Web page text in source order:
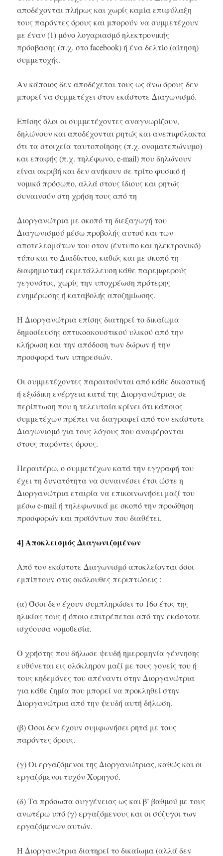
αποδέχονται πλήρως και χωρίς καμία επιφύλαξη
τους παρόντες όρους και μπορούν να συμμετέχουν
με έναν (1) μόνο λογαριασμό ηλεκτρονικής
πρόσβασης (π.χ. στο facebook) ή ένα δελτίο (αίτηση)
συμμετοχής.
Αν κάποιος δεν αποδέχεται τους ως άνω όρους δεν
μπορεί να συμμετέχει στον εκάστοτε Διαγωνισμό.
Επίσης όλοι οι συμμετέχοντες αναγνωρίζουν,
δηλώνουν και αποδέχονται ρητώς και ανεπιφύλακτα
ότι τα στοιχεία ταυτοποίησης (π.χ. ονοματεπώνυμο)
και επαφής (π.χ. τηλέφωνο, e-mail) που δηλώνουν
είναι ακριβή και δεν ανήκουν σε τρίτο φυσικό ή
νομικό πρόσωπο, αλλά στους ίδιους και ρητώς
συναινούν στη χρήση τους από τη
Διοργανώτρια με σκοπό τη διεξαγωγή του
Διαγωνισμού μέσω προβολής αυτού και των
αποτελεσμάτων του στον (έντυπο και ηλεκτρονικό)
τύπο και το Διαδίκτυο, καθώς και με σκοπό τη
διαφημιστική εκμετάλλευση κάθε παρεμφερούς
γεγονότος, χωρίς την υποχρέωση πρότερης
ενημέρωσης ή καταβολής αποζημίωσης.
Η Διοργανώτρια επίσης διατηρεί το δικαίωμα
δημοσίευσης οπτικοακουστικού υλικού από την
κλήρωση και την απόδοση των δώρων ή την
προσφορά των υπηρεσιών.
Οι συμμετέχοντες παραιτούνται από κάθε δικαστική
ή εξώδικη ενέργεια κατά της Διοργανώτριας σε
περίπτωση που η τελευταία κρίνει ότι κάποιος
συμμετέχων πρέπει να διαγραφεί από τον εκάστοτε
Διαγωνισμό για τους λόγους που αναφέρονται
στους παρόντες όρους.
Περαιτέρω, ο συμμετέχων κατά την εγγραφή του
έχει τη δυνατότητα να συναινέσει έτσι ώστε η
Διοργανώτρια εταιρία να επικοινωνήσει μαζί του
μέσω e-mail ή τηλεφωνικά με σκοπό την προώθηση
προσφορών και προϊόντων που διαθέτει.
4] Αποκλεισμός Διαγωνιζομένων
Από τον εκάστοτε Διαγωνισμό αποκλείονται όσοι
εμπίπτουν στις ακόλουθες περιπτώσεις :
(α) Όσοι δεν έχουν συμπληρώσει το 16ο έτος της
ηλικίας τους ή όποιο επιτρέπεται από την εκάστοτε
ισχύουσα νομοθεσία.
Ο χρήστης που δήλωσε ψευδή ημερομηνία γέννησης
ευθύνεται εις ολόκληρον μαζί με τους γονείς του ή
τους κηδεμόνες του απέναντι στην Διοργανώτρια
για κάθε ζημία που μπορεί να προκληθεί στην
Διοργανώτρια από την ψευδή αυτή δήλωση.
(β) Όσοι δεν έχουν συμφωνήσει ρητά με τους
παρόντες όρους.
(γ) Οι εργαζόμενοι της Διοργανώτριας, καθώς και οι
εργαζόμενοι τυχόν Χορηγού.
(δ) Τα πρόσωπα συγγένειας ως και β’ βαθμού με τους
ανωτέρω υπό (γ) εργαζόμενους και οι σύζυγοι των
εργαζόμενων αυτών.
Η Διοργανώτρια διατηρεί το δικαίωμα (αλλά δεν